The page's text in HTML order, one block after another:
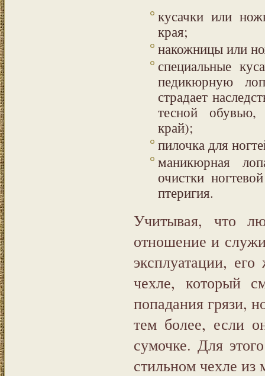
кусачки или
края;
накожницы или
специальные
педикюрную
страдает
тесной обувью,
край);
пилочка для
маникюрная
очистки
птеригия.
Учитывая, что
отношение и
эксплуатации,
чехле, который
попадания грязи,
тем более, если
сумочке. Для
стильном чехле из